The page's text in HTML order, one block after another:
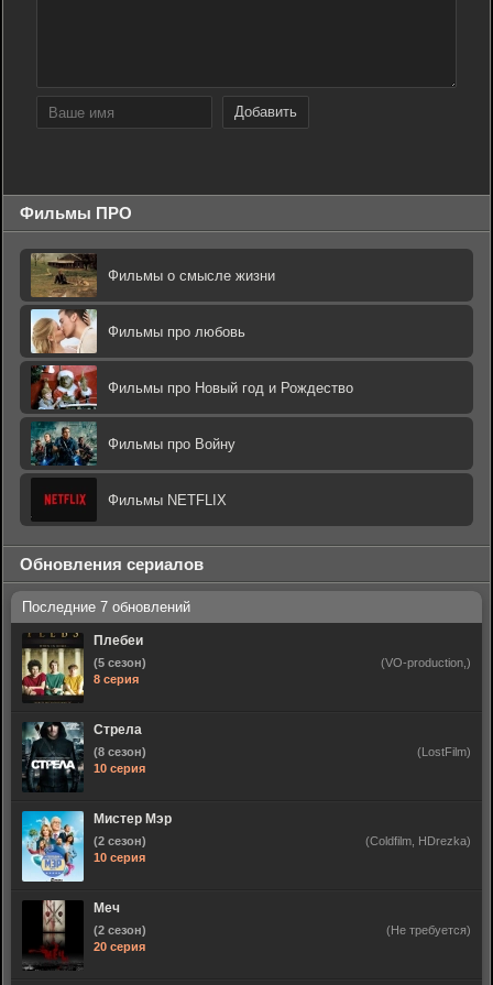
Добавить
Фильмы ПРО
Фильмы о смысле жизни
Фильмы про любовь
Фильмы про Новый год и Рождество
Фильмы про Войну
Фильмы NETFLIX
Обновления сериалов
Плебеи
(5 сезон)
8 серия
(VO-production,)
Стрела
(8 сезон)
10 серия
(LostFilm)
Мистер Мэр
(2 сезон)
10 серия
(Coldfilm, HDrezka)
Меч
(2 сезон)
20 серия
(Не требуется)